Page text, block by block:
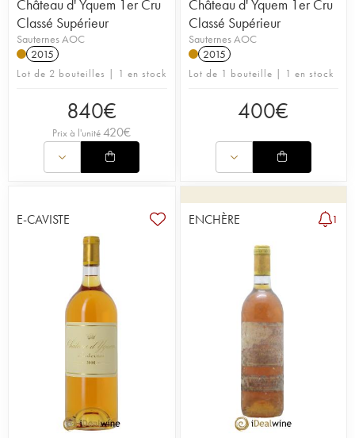
Château d' Yquem 1er Cru
Classé Supérieur
Sauternes AOC
2015
Lot de 2 bouteilles | 1 en stock
840€
Prix à l'unité420€
Château d' Yquem 1er Cru
Classé Supérieur
Sauternes AOC
2015
Lot de 1 bouteille | 1 en stock
400€
E-CAVISTE ENCHÈRE 1